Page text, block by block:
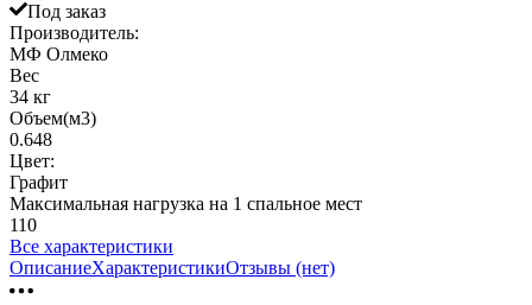
Под заказ
Производитель:
МФ Олмеко
Вес
34 кг
Объем(м3)
0.648
Цвет:
Графит
Максимальная нагрузка на 1 спальное мест
110
Все характеристики
ОписаниеХарактеристикиОтзывы (нет)